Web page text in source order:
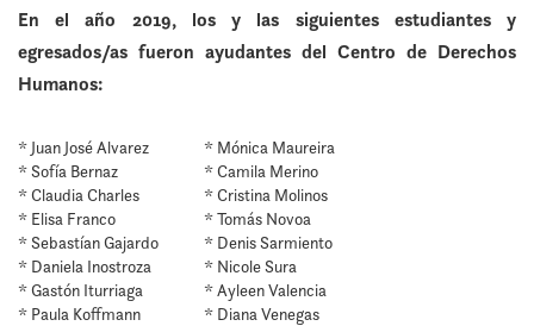
En el año 2019, los y las siguientes estudiantes y
egresados/as fueron ayudantes del Centro de Derechos
Humanos:
* Juan José Alvarez
* Mónica Maureira
* Sofía Bernaz
* Camila Merino
* Claudia Charles
* Cristina Molinos
* Elisa Franco
* Tomás Novoa
* Sebastían Gajardo
* Denis Sarmiento
* Daniela Inostroza
* Nicole Sura
* Gastón Iturriaga
* Ayleen Valencia
* Paula Koffmann
* Diana Venegas